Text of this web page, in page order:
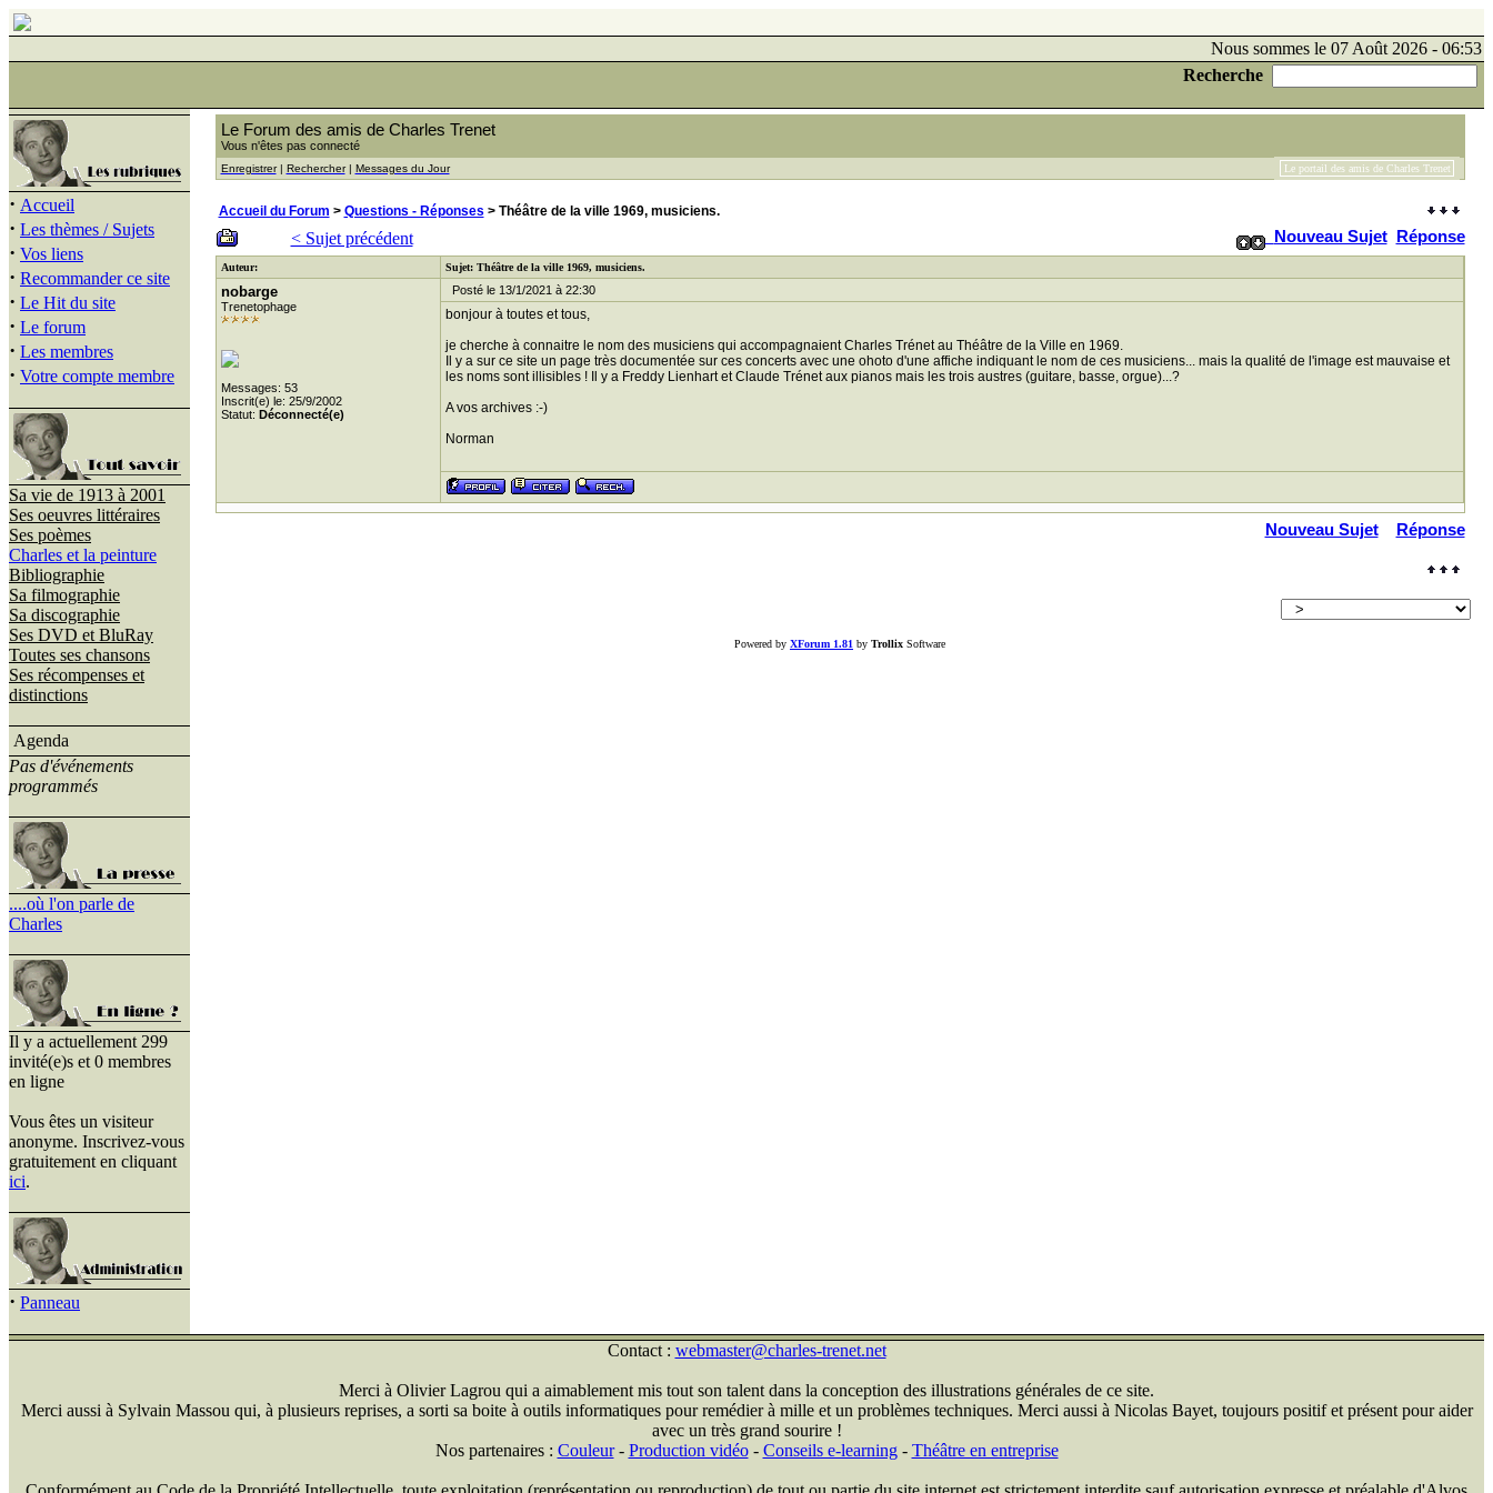
Nous sommes le 07 Août 2026 - 06:53
Recherche
· Accueil
· Les thèmes / Sujets
· Vos liens
· Recommander ce site
· Le Hit du site
· Le forum
· Les membres
· Votre compte membre
Sa vie de 1913 à 2001
Ses oeuvres littéraires
Ses poèmes
Charles et la peinture
Bibliographie
Sa filmographie
Sa discographie
Ses DVD et BluRay
Toutes ses chansons
Ses récompenses et
distinctions
Agenda
Pas d'événements
programmés
....où l'on parle de
Charles
Il y a actuellement 299
invité(e)s et 0 membres
en ligne
Vous êtes un visiteur
anonyme. Inscrivez-vous
gratuitement en cliquant
ici.
· Panneau
Le Forum des amis de Charles Trenet
Vous n'êtes pas connecté
Enregistrer| Rechercher| Messages du Jour Le portail des amis de Charles Trenet
Accueil du Forum > Questions - Réponses > Théâtre de la ville 1969, musiciens.
< Sujet précédent Nouveau Sujet Réponse
Auteur: Sujet: Théâtre de la ville 1969, musiciens.
nobarge
Trenetophage
Messages: 53
Inscrit(e) le: 25/9/2002
Statut: Déconnecté(e)
Posté le 13/1/2021 à 22:30
bonjour à toutes et tous,
je cherche à connaitre le nom des musiciens qui accompagnaient Charles Trénet au Théâtre de la Ville en 1969.
Il y a sur ce site un page très documentée sur ces concerts avec une ohoto d'une affiche indiquant le nom de ces musiciens... mais la qualité de l'image est mauvaise et
les noms sont illisibles ! Il y a Freddy Lienhart et Claude Trénet aux pianos mais les trois austres (guitare, basse, orgue)...?
A vos archives :-)
Norman
Nouveau Sujet Réponse
Powered by XForum 1.81 by Trollix Software
Contact : webmaster@charles-trenet.net
Merci à Olivier Lagrou qui a aimablement mis tout son talent dans la conception des illustrations générales de ce site.
Merci aussi à Sylvain Massou qui, à plusieurs reprises, a sorti sa boite à outils informatiques pour remédier à mille et un problèmes techniques. Merci aussi à Nicolas Bayet, toujours positif et présent pour aider
avec un très grand sourire !
Nos partenaires : Couleur- Production vidéo- Conseils e-learning- Théâtre en entreprise